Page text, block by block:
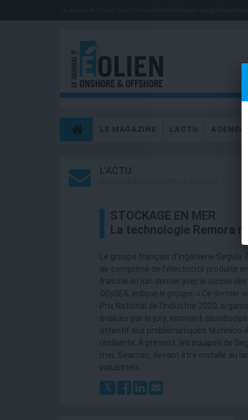
LE MAGAZINE L’ACTU AGENDA
L’ACTU
STOCKAGE EN MER
La technologie Remora
Le groupe français d'ingénierie
air comprimé de l'électricité produite
franchie en juin dernier avec le succès
ODySEA
, indique le groupe. »
Ce dernier
Prix National de l’Industrie 2020,
évalués par le jury, innovant,
attentif aux problématiques technico-
résiliente. À présent, les équipes de
mer, Seamac, devant être installé au
industriels.